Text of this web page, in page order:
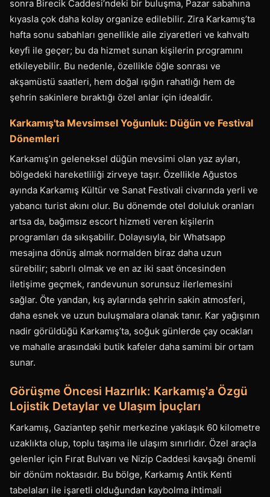
sonra Birecik Caddesi’ndeki bir buluşma, Pazar sabahına
kıyasla çok daha kolay organize edilebilir. Zira Karkamış’ta
hafta sonu sabahları genellikle aile ziyaretleri ve kahvaltı
keyfi ile geçer; bu da hizmet sunan kişilerin programını
etkileyebilir. Bu nedenle, özellikle öğle sonrası ve
akşamüstü saatleri, hem doğal ışığın rahatlığı hem de
şehrin sakinlere bıraktığı özel anlar için idealdir.
Karkamış'ta Mevsimsel Yoğunluk: Düğün ve Festival
Dönemleri
Karkamış’ın geleneksel düğün mevsimi olan yaz ayları,
bölgedeki hareketliliği zirveye taşır. Özellikle Ağustos
ayında Karkamış Kültür ve Sanat Festivali civarında yerli ve
yabancı turist akını olur. Bu dönemde otel doluluk oranları
artsa da, bağımsız escort hizmeti veren kişilerin
programları da sıkışabilir. Dolayısıyla, bir Whatsapp
mesajına dönüş almak normalden biraz daha uzun
sürebilir; sabırlı olmak ve en az iki saat öncesinden
iletişime geçmek, randevunun sorunsuz ilerlemesini
sağlar. Öte yandan, kış aylarında şehrin sakin atmosferi,
daha esnek ve uzun buluşmalara olanak tanır. Kar yağışının
nadir görüldüğü Karkamış’ta, soğuk günlerde çay ocakları
ve mahalle arasındaki butik kafeler daha samimi bir ortam
sunar.
Görüşme Öncesi Hazırlık: Karkamış'a Özgü
Lojistik Detaylar ve Ulaşım İpuçları
Karkamış, Gaziantep şehir merkezine yaklaşık 60 kilometre
uzaklıkta olup, toplu taşıma ile ulaşım sınırlıdır. Özel araçla
gelenler için Fırat Bulvarı ve Nizip Caddesi kavşağı önemli
bir dönüm noktasıdır. Bu bölge, Karkamış Antik Kenti
tabelaları ile işaretli olduğundan kaybolma ihtimali